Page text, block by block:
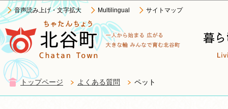
音声読み上げ・文字拡大 Multilingual サイトマップ
トップページ よくある質問 ペット